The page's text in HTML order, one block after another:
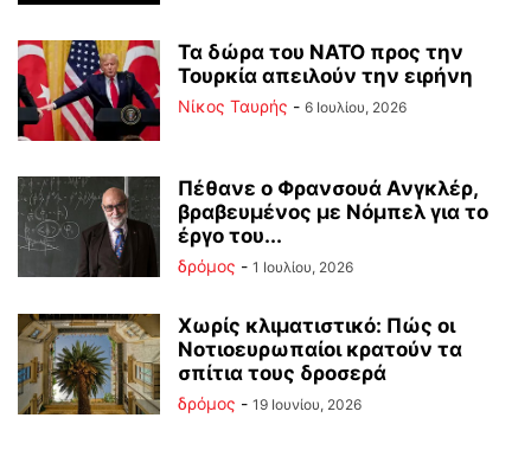
Τα δώρα του ΝΑΤΟ προς την
Τουρκία απειλούν την ειρήνη
Νίκος Ταυρής - 6 Ιουλίου, 2026
Πέθανε ο Φρανσουά Ανγκλέρ,
βραβευμένος με Νόμπελ για το
έργο του...
δρόμος - 1 Ιουλίου, 2026
Χωρίς κλιματιστικό: Πώς οι
Νοτιοευρωπαίοι κρατούν τα
σπίτια τους δροσερά
δρόμος - 19 Ιουνίου, 2026